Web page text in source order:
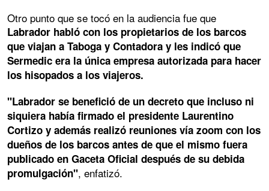
Otro punto que se tocó en la audiencia fue que
Labrador habló con los propietarios de los barcos
que viajan a Taboga y Contadora y les indicó que
Sermedic era la única empresa autorizada para hacer
los hisopados a los viajeros.
"Labrador se benefició de un decreto que incluso ni
siquiera había firmado el presidente Laurentino
Cortizo y además realizó reuniones vía zoom con los
dueños de los barcos antes de que el mismo fuera
publicado en Gaceta Oficial después de su debida
promulgación", enfatizó.